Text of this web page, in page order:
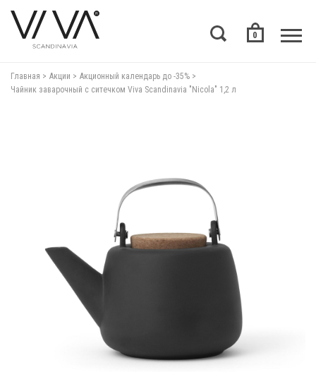
0
Главная Акции
Акционный календарь до -35%
Чайник заварочный с ситечком Viva Scandinavia "Nicola" 1,2 л